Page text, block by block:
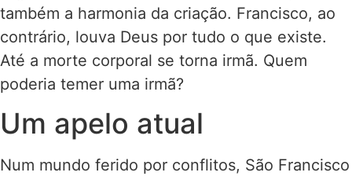
também a harmonia da criação. Francisco, ao
contrário, louva Deus por tudo o que existe.
Até a morte corporal se torna irmã. Quem
poderia temer uma irmã?
Um apelo atual
Num mundo ferido por conflitos, São Francisco